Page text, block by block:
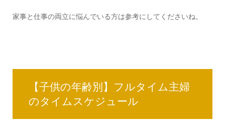
家事と仕事の両立に悩んでいる方は参考にしてくださいね。
【子供の年齢別】フルタイム主婦
のタイムスケジュール